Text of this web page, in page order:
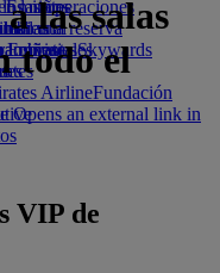
niños
niños
las operaciones
AirlineFundación
Opens an external link in
millas
Emirates Skywards
una reserva
los viajes
las salas
todo el
VIP de